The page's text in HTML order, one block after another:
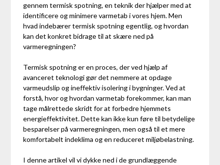
gennem termisk spotning, en teknik der hjælper med at
identificere og minimere varmetab i vores hjem. Men
hvad indebærer termisk spotning egentlig, og hvordan
kan det konkret bidrage til at skære ned på
varmeregningen?
Termisk spotning er en proces, der ved hjælp af
avanceret teknologi gør det nemmere at opdage
varmeudslip og ineffektiv isolering i bygninger. Ved at
forstå, hvor og hvordan varmetab forekommer, kan man
tage målrettede skridt for at forbedre hjemmets
energieffektivitet. Dette kan ikke kun føre til betydelige
besparelser på varmeregningen, men også til et mere
komfortabelt indeklima og en reduceret miljøbelastning.
I denne artikel vil vi dykke ned i de grundlæggende